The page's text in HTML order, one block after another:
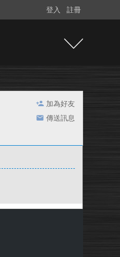
登入 註冊
加為好友
傳送訊息